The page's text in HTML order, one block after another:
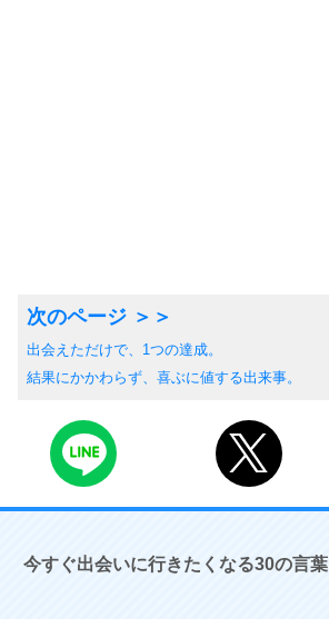
出会えただけで、1つの達成。
結果にかかわらず、喜ぶに値する出来事。
今すぐ出会いに行きたくなる30の言葉